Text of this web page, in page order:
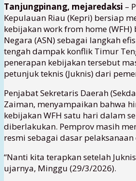
Tanjungpinang, mejaredaksi –
Kepulauan Riau (Kepri) bersiap
kebijakan work from home
Negara (ASN) sebagai langkah
tengah dampak konflik Timur
penerapan kebijakan tersebut
petunjuk teknis (Juknis) dari
Penjabat Sekretaris Daerah
Zaiman, menyampaikan bahwa
kebijakan WFH satu hari dalam
diberlakukan. Pemprov masih
resmi sebagai dasar
“Nanti kita terapkan setelah
ujarnya, Minggu (29/3/2026).